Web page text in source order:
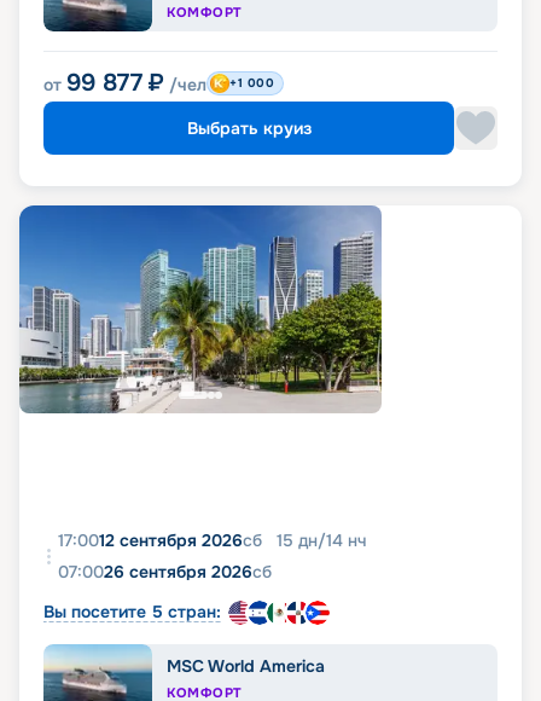
КОМФОРТ
от 99 877 ₽ /чел +1 000
Выбрать круиз
17:0012 сентября 2026сб 15 дн/14 нч
07:0026 сентября 2026сб
Вы посетите 5 стран:
MSC World America
КОМФОРТ